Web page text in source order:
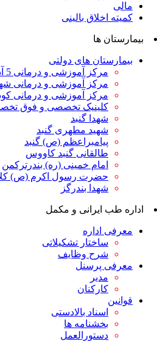
مالی
کمیته اخلاق بالینی
بیمارستان ها
بیمارستان های دولتی
مرکز آموزشی و درمانی 5 آذر
مرکز آموزشی و درمانی
مرکز آموزشی و درمانی
کلینیک تخصصی و فوق
شهدا گنبد
شهید مطهری گنبد
پیامبراعظم (ص) گنبد
طالقانی گنبد کاووس
امام خمینی (ره) بندرترکمن
حضرت رسول اکرم (ص)
شهدا بندرگز
اداره طب ایرانی و مکمل
معرفی اداره
ساختار تشکیلاتی
شرح وظایف
معرفی پرسنل
مدیر
کارکنان
قوانین
اسناد بالادستی
بخشنامه ها
دستورالعمل